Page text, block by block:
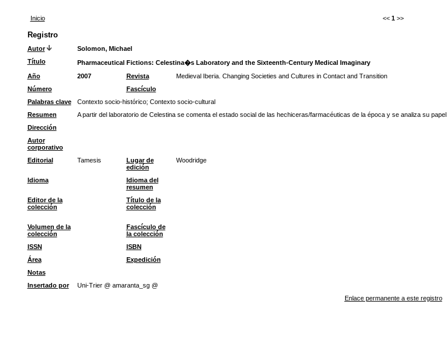
Inicio << 1 >>
Registro
Autor
Solomon, Michael
Título
Pharmaceutical Fictions: Celestina�s Laboratory and the Sixteenth-Century Medical Imaginary
Año 2007 Revista Medieval Iberia. Changing Societies and Cultures in Contact and Transition
Número
Fascículo
Palabras clave
Contexto socio-histórico; Contexto socio-cultural
Resumen
A partir del laboratorio de Celestina se comenta el estado social de las hechiceras/farmacéuticas de la época y se analiza su
Dirección
Autor
corporativo
Editorial Tamesis
Lugar de
edición
Woodridge
Idioma
Idioma del
resumen
Editor de la
colección
Título de la
colección
Volumen de la
colección
Fascículo de
la colección
ISSN ISBN
Área
Expedición
Notas
Insertado por
Uni-Trier @ amaranta_sg @
Enlace permanente a este registro